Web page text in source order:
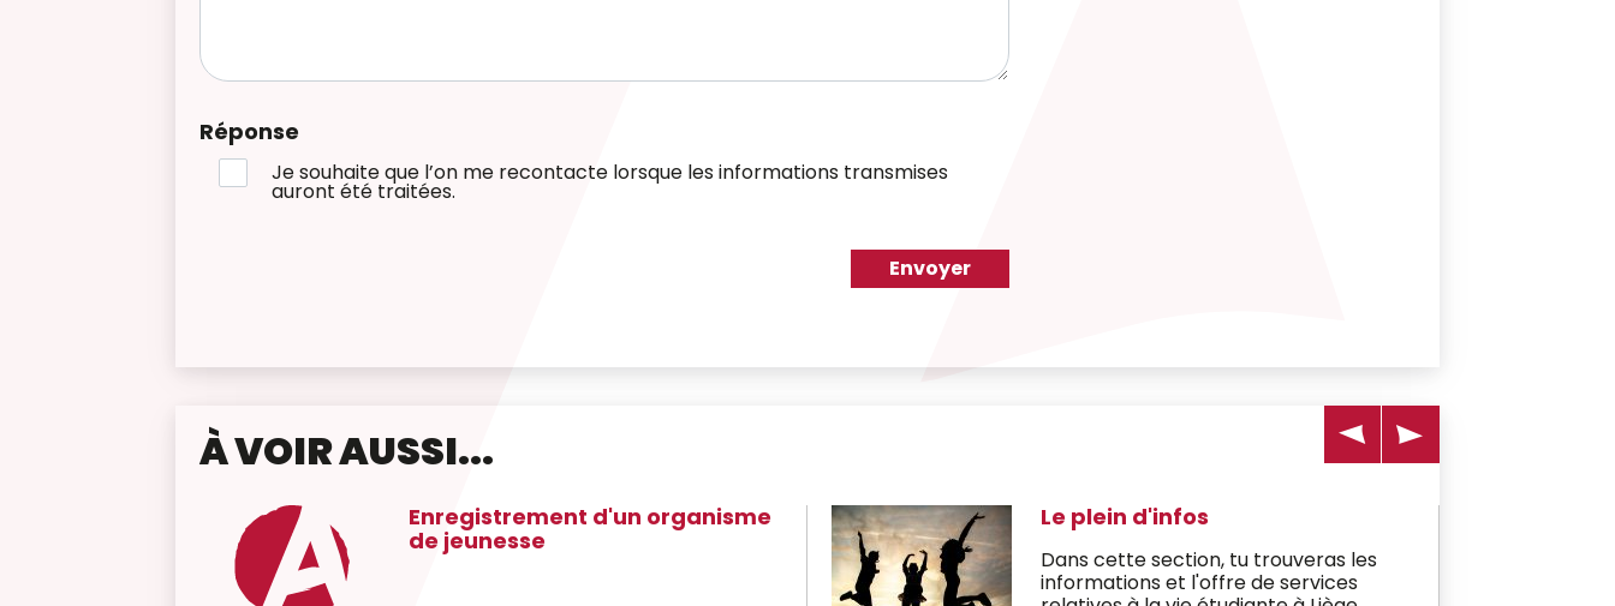
Réponse
Je souhaite que l’on me recontacte lorsque les informations transmises
auront été traitées.
Envoyer
À VOIR AUSSI...
Enregistrement d'un organisme
de jeunesse
Le plein d'infos
Dans cette section, tu trouveras les
informations et l'offre de services